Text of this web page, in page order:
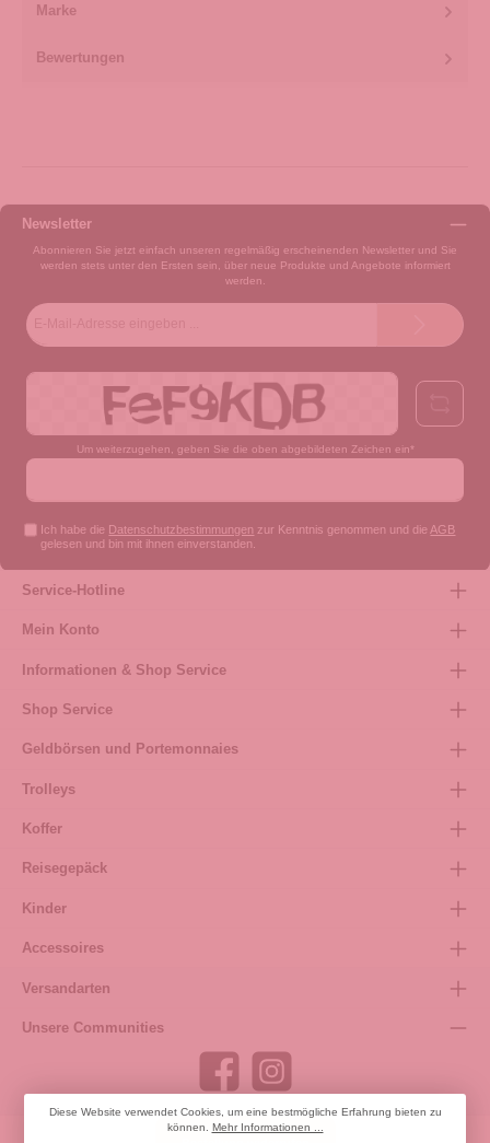
Marke
Bewertungen
Newsletter
Abonnieren Sie jetzt einfach unseren regelmäßig erscheinenden Newsletter und Sie
werden stets unter den Ersten sein, über neue Produkte und Angebote informiert
werden.
Um weiterzugehen, geben Sie die oben abgebildeten Zeichen ein*
Ich habe die Datenschutzbestimmungen zur Kenntnis genommen und die AGB
gelesen und bin mit ihnen einverstanden.
Service-Hotline
Mein Konto
Informationen & Shop Service
Shop Service
Geldbörsen und Portemonnaies
Trolleys
Koffer
Reisegepäck
Kinder
Accessoires
Versandarten
Unsere Communities
Diese Website verwendet Cookies, um eine bestmögliche Erfahrung bieten zu
können. Mehr Informationen ...